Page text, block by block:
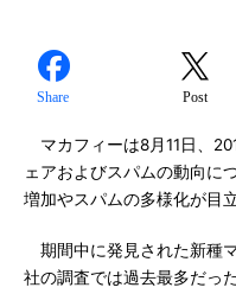
Share Post
マカフィーは8月11日、
ェアおよびスパムの動向に
増加やスパムの多様化が目
期間中に発見された新種
社の調査では過去最多だっ